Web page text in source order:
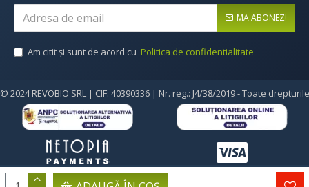
MA ABONEZ!
Am citit şi sunt de acord cu Politica de confidentialitate
© 2024 REVOBIO SRL | CIF: 40390336 | Nr. reg.: J4/38/2019 - Toate